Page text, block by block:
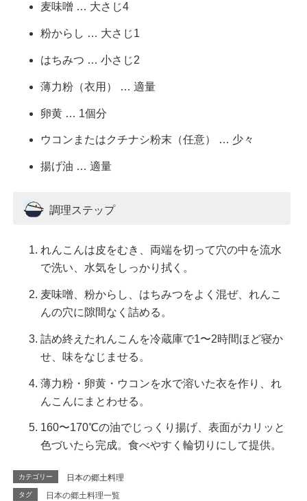
麦味噌 … 大さじ4
粉からし … 大さじ1
はちみつ … 小さじ2
薄力粉（衣用） … 適量
卵黄 … 1個分
ウコンまたはクチナシ粉末（任意） … 少々
揚げ油 … 適量
調理ステップ
れんこんは皮をむき、両端を切って穴の中を流水
で洗い、水気をしっかり拭く。
麦味噌、粉からし、はちみつをよく混ぜ、れんこ
んの穴に隙間なく詰める。
詰め終えたれんこんを冷蔵庫で1〜2時間ほど寝か
せ、味をなじませる。
薄力粉・卵黄・ウコンを水で溶いた衣を作り、れ
んこんにまとわせる。
160〜170℃の油でじっくり揚げ、表面がカリッと
色づいたら完成。食べやすく輪切りにして提供。
カテゴリー 日本の郷土料理
タグ 日本の郷土料理一覧